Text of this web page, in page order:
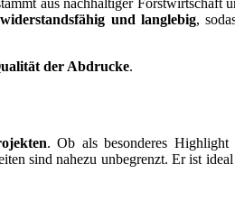
aus nachhaltiger Forstwirtschaft
widerstandsfähig und langlebig,
der Abdrucke.
. Ob als besonderes
sind nahezu unbegrenzt. Er ist